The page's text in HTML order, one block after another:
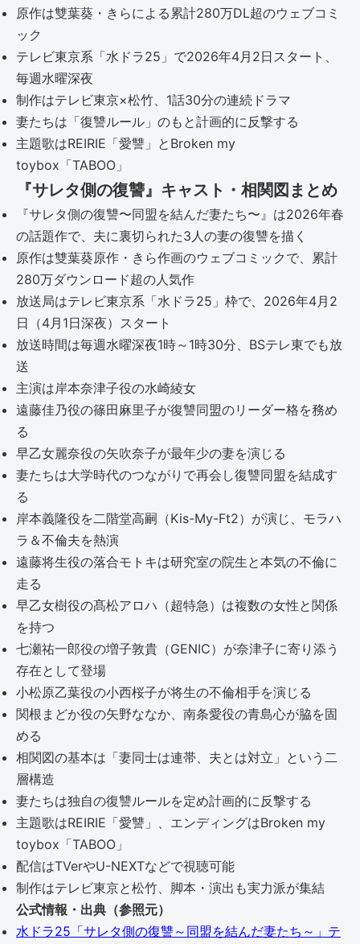
原作は雙葉葵・きらによる累計280万DL超のウェブコミ
ック
テレビ東京系「水ドラ25」で2026年4月2日スタート、
毎週水曜深夜
制作はテレビ東京×松竹、1話30分の連続ドラマ
妻たちは「復讐ルール」のもと計画的に反撃する
主題歌はREIRIE「愛讐」とBroken my
toybox「TABOO」
『サレタ側の復讐』キャスト・相関図まとめ
『サレタ側の復讐〜同盟を結んだ妻たち〜』は2026年春
の話題作で、夫に裏切られた3人の妻の復讐を描く
原作は雙葉葵原作・きら作画のウェブコミックで、累計
280万ダウンロード超の人気作
放送局はテレビ東京系「水ドラ25」枠で、2026年4月2
日（4月1日深夜）スタート
放送時間は毎週水曜深夜1時～1時30分、BSテレ東でも放
送
主演は岸本奈津子役の水崎綾女
遠藤佳乃役の篠田麻里子が復讐同盟のリーダー格を務め
る
早乙女麗奈役の矢吹奈子が最年少の妻を演じる
妻たちは大学時代のつながりで再会し復讐同盟を結成す
る
岸本義隆役を二階堂高嗣（Kis-My-Ft2）が演じ、モラハ
ラ＆不倫夫を熱演
遠藤将生役の落合モトキは研究室の院生と本気の不倫に
走る
早乙女樹役の髙松アロハ（超特急）は複数の女性と関係
を持つ
七瀬祐一郎役の増子敦貴（GENIC）が奈津子に寄り添う
存在として登場
小松原乙葉役の小西桜子が将生の不倫相手を演じる
関根まどか役の矢野ななか、南条愛役の青島心が脇を固
める
相関図の基本は「妻同士は連帯、夫とは対立」という二
層構造
妻たちは独自の復讐ルールを定め計画的に反撃する
主題歌はREIRIE「愛讐」、エンディングはBroken my
toybox「TABOO」
配信はTVerやU-NEXTなどで視聴可能
制作はテレビ東京と松竹、脚本・演出も実力派が集結
公式情報・出典（参照元）
水ドラ25「サレタ側の復讐～同盟を結んだ妻たち～」テ